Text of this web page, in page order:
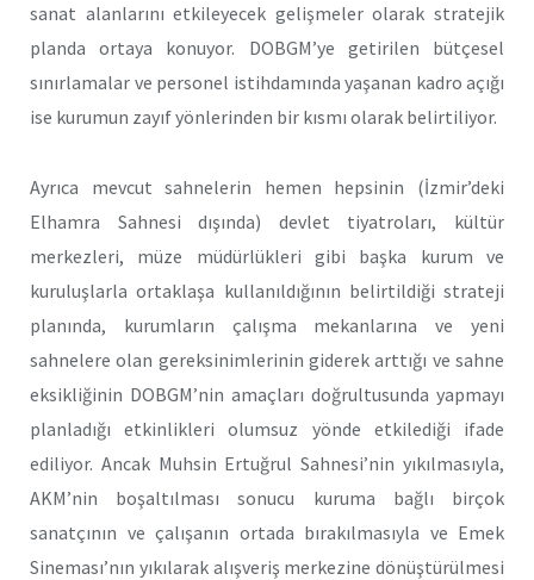
sanat alanlarını etkileyecek gelişmeler olarak stratejik
planda ortaya konuyor. DOBGM’ye getirilen bütçesel
sınırlamalar ve personel istihdamında yaşanan kadro açığı
ise kurumun zayıf yönlerinden bir kısmı olarak belirtiliyor.
Ayrıca mevcut sahnelerin hemen hepsinin (İzmir’deki
Elhamra Sahnesi dışında) devlet tiyatroları, kültür
merkezleri, müze müdürlükleri gibi başka kurum ve
kuruluşlarla ortaklaşa kullanıldığının belirtildiği strateji
planında, kurumların çalışma mekanlarına ve yeni
sahnelere olan gereksinimlerinin giderek arttığı ve sahne
eksikliğinin DOBGM’nin amaçları doğrultusunda yapmayı
planladığı etkinlikleri olumsuz yönde etkilediği ifade
ediliyor. Ancak Muhsin Ertuğrul Sahnesi’nin yıkılmasıyla,
AKM’nin boşaltılması sonucu kuruma bağlı birçok
sanatçının ve çalışanın ortada bırakılmasıyla ve Emek
Sineması’nın yıkılarak alışveriş merkezine dönüştürülmesi